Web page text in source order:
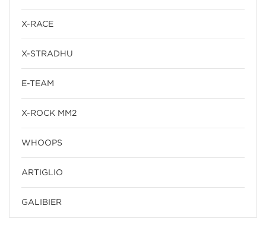
X-RACE
X-STRADHU
E-TEAM
X-ROCK MM2
WHOOPS
ARTIGLIO
GALIBIER